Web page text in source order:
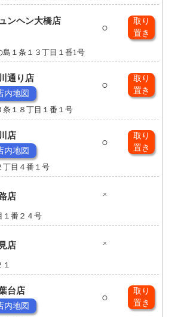
ンヘン大橋店
○
取り
置き
１条１３丁目１番1号
通り店
○
取り
置き
内地図
条１８丁目１番１号
店
○
取り
置き
内地図
丁目４番１号
店 ×
１番２４号
店 ×
台店
○
取り
置き
内地図